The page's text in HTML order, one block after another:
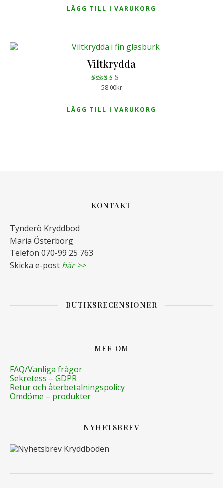
LÄGG TILL I VARUKORG
Viltkrydda
Betygsatt
58.00kr
LÄGG TILL I VARUKORG
KONTAKT
Tynderö Kryddbod
Maria Österborg
Telefon 070-99 25 763
Skicka e-post här >>
BUTIKSRECENSIONER
MER OM
FAQ/Vanliga frågor
Sekretess – GDPR
Retur och återbetalningspolicy
Omdöme – produkter
NYHETSBREV